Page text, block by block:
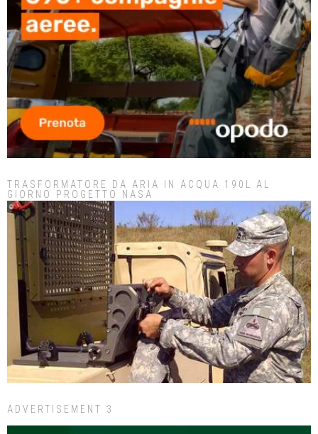
TRASFORMATORE DA ARIA IN ACQUA 190L AL
GIORNO PROGETTO NASA
ADVERTISEMENT 3